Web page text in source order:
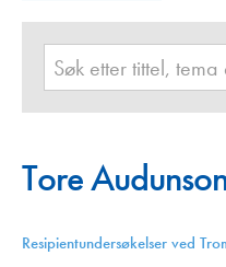
Tore
Resipientundersøkelser ved